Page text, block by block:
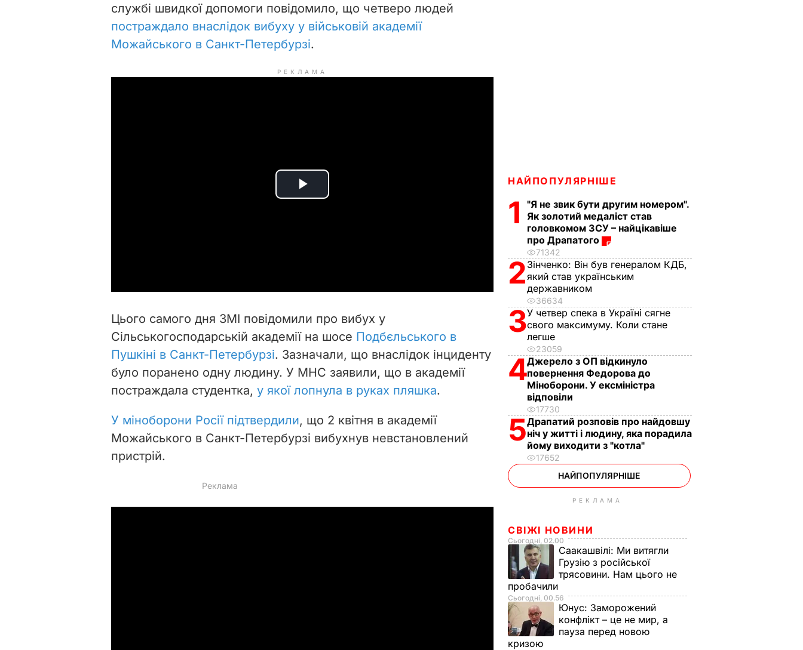
службі швидкої допомоги повідомило, що четверо людей
постраждало внаслідок вибуху у військовій академії
Можайського в Санкт-Петербурзі.
РЕКЛАМА
P
i
d
e
o
Цього самого дня ЗМІ повідомили про вибух у
Сільськогосподарській академії на шосе Подбєльського в
Пушкіні в Санкт-Петербурзі. Зазначали, що внаслідок інциденту
було поранено одну людину. У МНС заявили, що в академії
постраждала студентка, у якої лопнула в руках пляшка.
У міноборони Росії підтвердили, що 2 квітня в академії
Можайського в Санкт-Петербурзі вибухнув невстановлений
пристрій.
НАЙПОПУЛЯРНІШЕ
1
"Я не звик бути другим номером".
Як золотий медаліст став
головкомом ЗСУ – найцікавіше
про Драпатого
71342
2 Зінченко: Він був генералом КДБ,
який став українським
державником
36634
3У четвер спека в Україні сягне
свого максимуму. Коли стане
легше
23059
4Джерело з ОП відкинуло
повернення Федорова до
Міноборони. У ексміністра
відповіли
17730
5Драпатий розповів про найдовшу
ніч у житті і людину, яка порадила
йому виходити з "котла"
17652
НАЙПОПУЛЯРНІШЕ
РЕКЛАМА
СВІЖІ НОВИНИ
Сьогодні, 02.00
Саакашвілі: Ми витягли
Грузію з російської
трясовини. Нам цього не
пробачили
Сьогодні, 00.56
Юнус: Заморожений
конфлікт – це не мир, а
пауза перед новою
кризою